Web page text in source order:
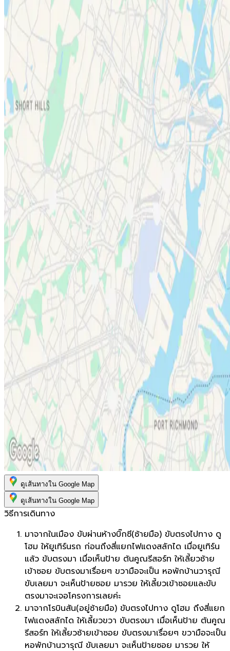
ดูเส้นทางใน Google Map
ดูเส้นทางใน Google Map
วิธีการเดินทาง
มาจากในเมือง ขับผ่านห้างบิ๊กซี(ซ้ายมือ) ขับตรงไปทาง ดู
โฮม ให้ยูเทิร์นรถ ก่อนถึงสี่แยกไฟแดงสลักได เมื่อยูเทิร์น
แล้ว ขับตรงมา เมื่อเห็นป้าย ต้นคูณรีสอร์ท ให้เลี้ยวซ้าย
เข้าซอย ขับตรงมาเรื่อยๆ ขวามือจะเป็น หอพักบ้านวารุณี
ขับเลยมา จะเห็นป้ายซอย มารวย ให้เลี้ยวเข้าซอยและขับ
ตรงมาจะเจอโครงการเลยค่ะ
มาจากโรบินสัน(อยู่ซ้ายมือ) ขับตรงไปทาง ดูโฮม ถึงสี่แยก
ไฟแดงสลักได ให้เลี้ยวขวา ขับตรงมา เมื่อเห็นป้าย ต้นคูณ
รีสอร์ท ให้เลี้ยวซ้ายเข้าซอย ขับตรงมาเรื่อยๆ ขวามือจะเป็น
หอพักบ้านวารุณี ขับเลยมา จะเห็นป้ายซอย มารวย ให้